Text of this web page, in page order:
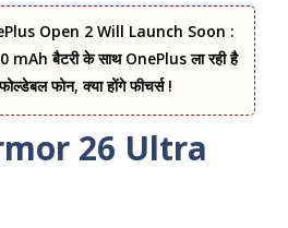
Open 2 Will Launch Soon :
mAh बैटरी के साथ OnePlus ला रही है
फोन, क्या होंगे फीचर्स !
26 Ultra